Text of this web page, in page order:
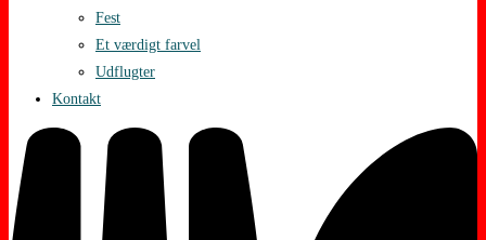
Fest
Et værdigt farvel
Udflugter
Kontakt